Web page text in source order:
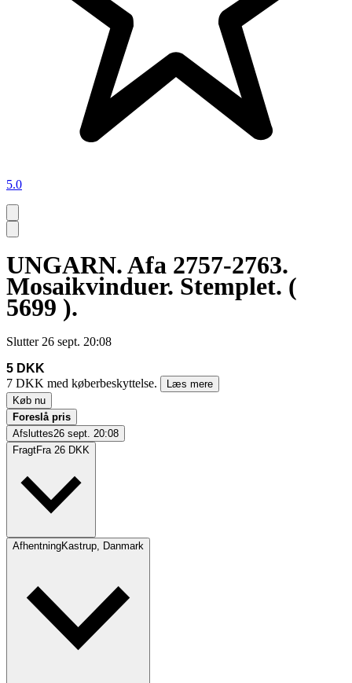
5.0
UNGARN. Afa 2757-2763.
Mosaikvinduer. Stemplet. (
5699 ).
Slutter 26 sept. 20:08
5 DKK
7 DKK med køberbeskyttelse.
Læs mere
Køb nu
Foreslå pris
Afsluttes26 sept. 20:08
FragtFra 26 DKK
AfhentningKastrup, Danmark